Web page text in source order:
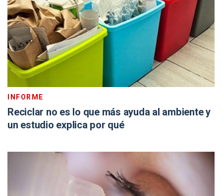
INFORME
Reciclar no es lo que más ayuda al ambiente y
un estudio explica por qué